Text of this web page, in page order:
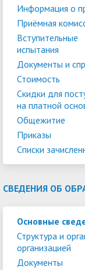
Информация о
Приёмная
Вступительные
испытания
Документы и
Стоимость
Скидки для
на платной
Общежитие
Приказы
Списки
СВЕДЕНИЯ ОБ
Основные
Структура и
организацией
Документы